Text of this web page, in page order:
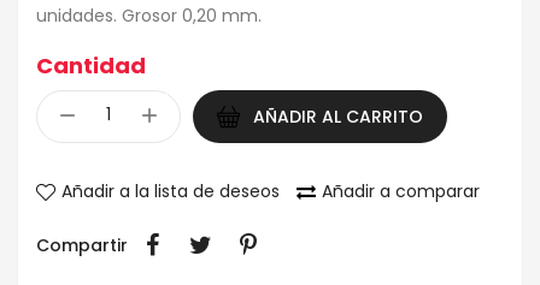
unidades. Grosor 0,20 mm.
Cantidad
AÑADIR AL CARRITO
Añadir a la lista de deseos Añadir a comparar
Compartir